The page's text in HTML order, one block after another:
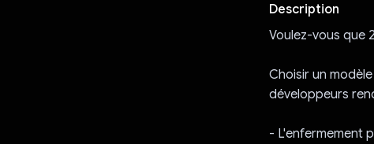
Description
Voulez-vous que
Choisir un
développeurs
- L'enfermement